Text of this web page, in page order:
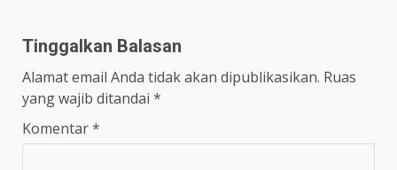
Tinggalkan Balasan
Alamat email Anda tidak akan dipublikasikan. Ruas
yang wajib ditandai *
Komentar*